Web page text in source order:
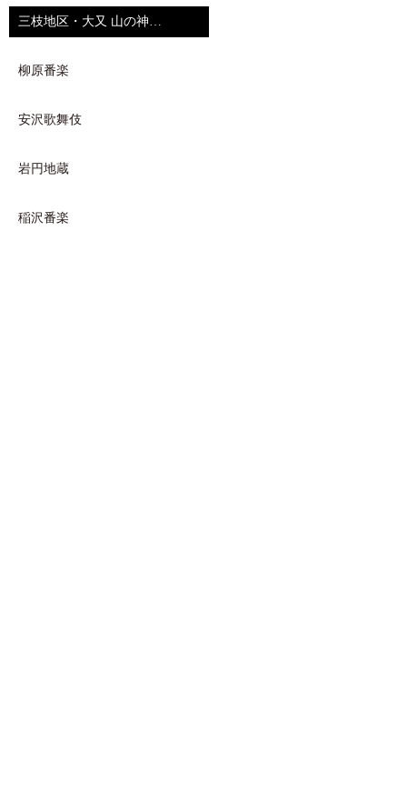
三枝地区・大又 山の神…
柳原番楽
安沢歌舞伎
岩円地蔵
稲沢番楽